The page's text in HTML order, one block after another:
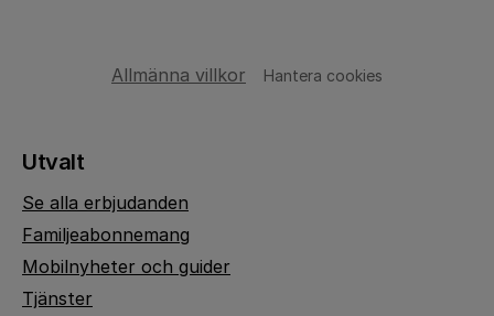
Allmänna villkor Hantera cookies
Utvalt
Se alla erbjudanden
Familjeabonnemang
Mobilnyheter och guider
Tjänster